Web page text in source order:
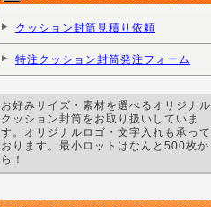
クッション封筒見積り依頼
特注クッション封筒発注フォーム
お好みサイズ・素材を選べるオリジナル
クッション封筒をお取り扱いしていま
す。オリジナルロゴ・文字入れも承って
おります。最小ロットはなんと500枚か
ら！